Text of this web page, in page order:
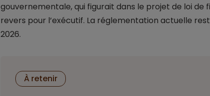
gouvernementale, qui figurait dans le projet de loi de
revers pour l’exécutif. La réglementation actuelle
2026.
À retenir